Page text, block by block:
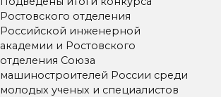
Ростовского отделения
Российской инженерной
академии и Ростовского
отделения Союза
машиностроителей России среди
молодых ученых и специалистов